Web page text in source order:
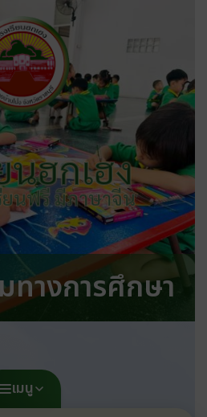
นฮกเฮง
ยนฟรี มีภาษาจีน
ทางการศึกษา
เมนู